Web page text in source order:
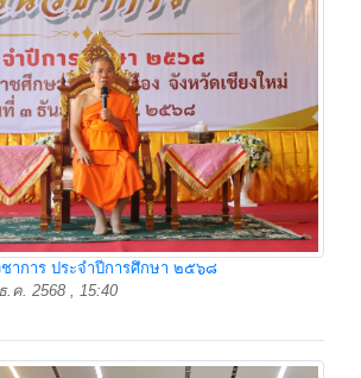
าการ ประจำปีการศึกษา ๒๕๖๘
.ค. 2568 , 15:40